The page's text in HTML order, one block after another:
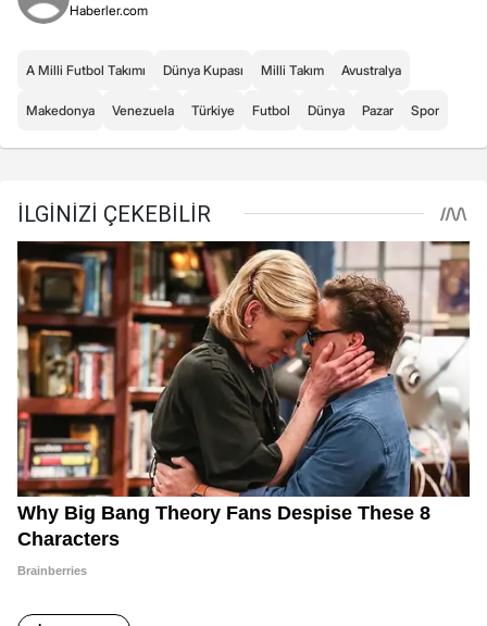
Haberler.com
A Milli Futbol Takımı Dünya Kupası Milli Takım Avustralya
Makedonya Venezuela Türkiye Futbol Dünya Pazar Spor